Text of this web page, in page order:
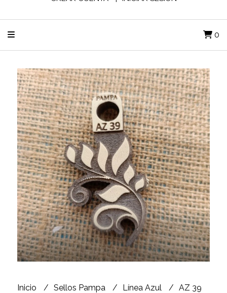
0
Inicio Sellos Pampa Línea Azul AZ 39